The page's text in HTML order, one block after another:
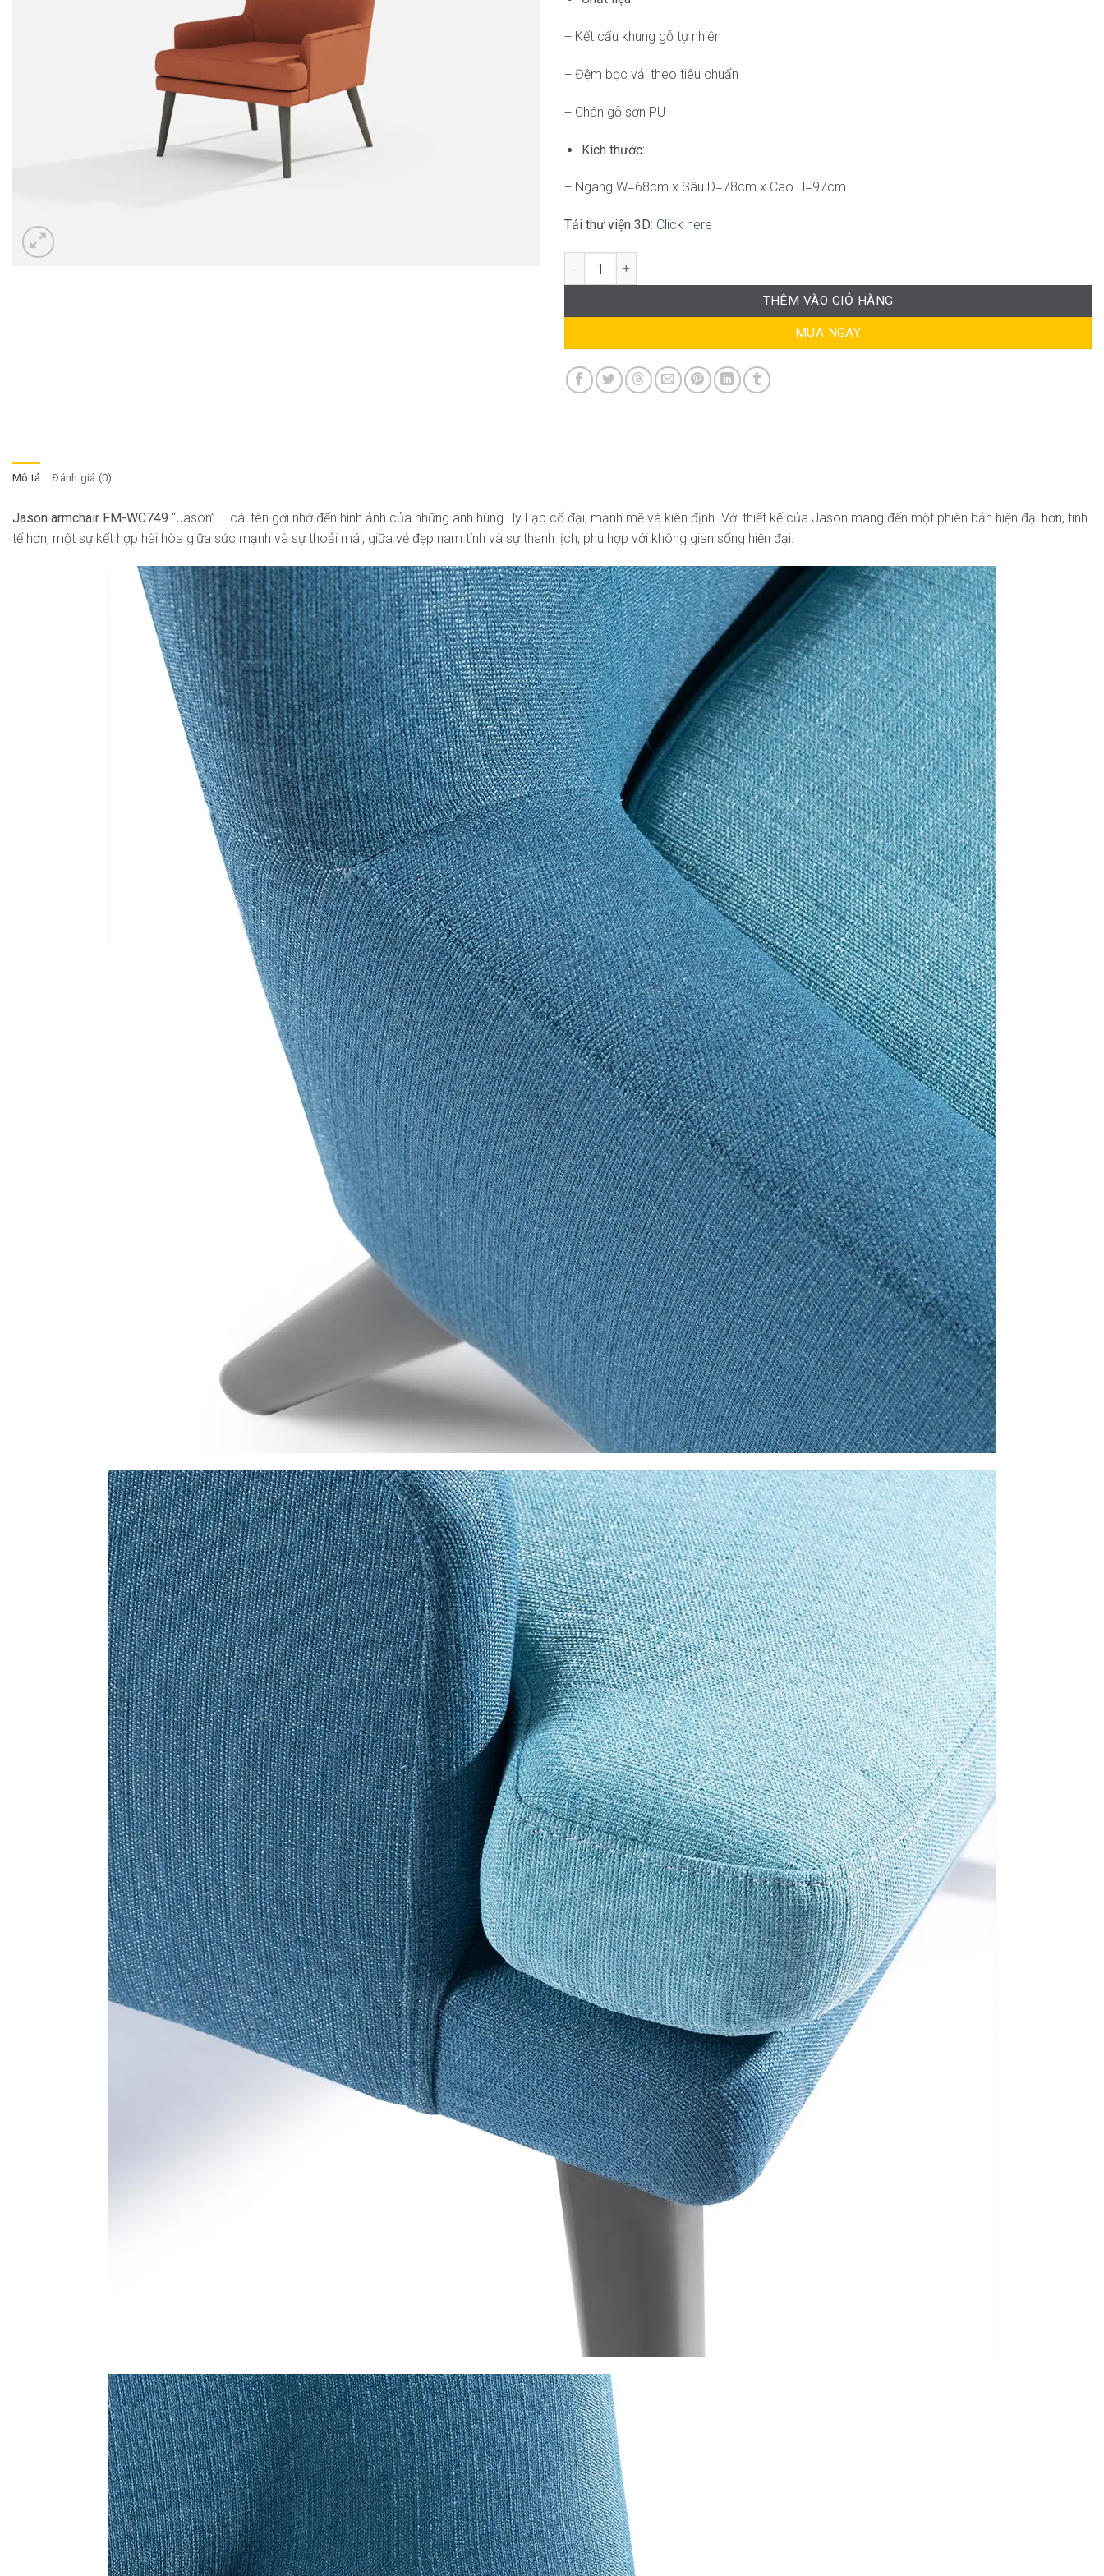
+ Kết cấu khung gỗ tự nhiên
+ Đệm bọc vải theo tiêu chuẩn
+ Chân gỗ sơn PU
Kích thước:
+ Ngang W=68cm x Sâu D=78cm x Cao H=97cm
Tải thư viện 3D: Click here
Jason armchair FM-WC749 số lượng
THÊM VÀO GIỎ HÀNG
MUA NGAY
Mô tả Đánh giá (0)
Jason armchair FM-WC749 “Jason” – cái tên gợi nhớ đến hình ảnh của những anh hùng Hy Lạp cổ đại, mạnh mẽ và kiên định. Với thiết kế của Jason mang đến một phiên bản hiện đại hơn, tinh
tế hơn, một sự kết hợp hài hòa giữa sức mạnh và sự thoải mái, giữa vẻ đẹp nam tính và sự thanh lịch, phù hợp với không gian sống hiện đại.